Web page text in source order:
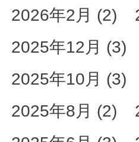
2026年2月 (2)
2025年12月 (3)
2025年10月 (3)
2025年8月 (2)